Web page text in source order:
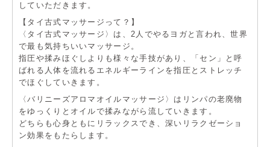
していただきます。
【タイ古式マッサージって？】
〈タイ古式マッサージ〉は、2人でやるヨガと言われ、世界
で最も気持ちいいマッサージ。
指圧や揉みほぐしよりも様々な手技があり、「セン」と呼
ばれる人体を流れるエネルギーラインを指圧とストレッチ
でほぐしていきます。
〈バリニーズアロマオイルマッサージ〉はリンパの老廃物
をゆっくりとオイルで揉みながら流していきます。
どちらも心身ともにリラックスでき、深いリラクゼーショ
ン効果をもたらします。